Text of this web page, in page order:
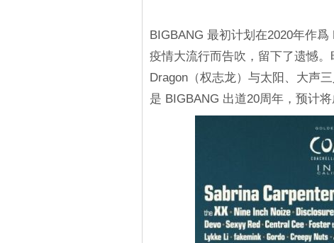
BIGBANG 最初计划在2020年作
疫情大流行而告吹，留下了遗憾
Dragon（权志龙）与太阳、大声
是 BIGBANG 出道20周年，预计将